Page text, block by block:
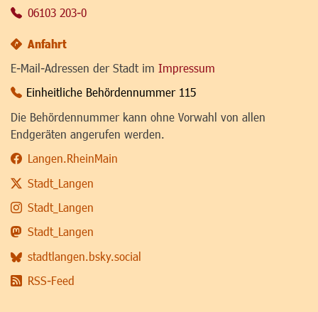
06103 203-0
Anfahrt
E-Mail-Adressen der Stadt im Impressum
Einheitliche Behördennummer 115
Die Behördennummer kann ohne Vorwahl von allen
Endgeräten angerufen werden.
Langen.RheinMain
Stadt_Langen
Stadt_Langen
Stadt_Langen
stadtlangen.bsky.social
RSS-Feed